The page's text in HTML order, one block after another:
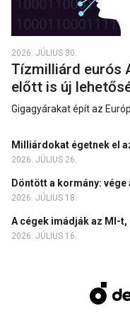
2026. JÚLIUS 30.
Tízmilliárd eurós
előtt is új
Gigagyárakat épít az
Milliárdokat égetnek el
2026. JÚLIUS 26.
Döntött a kormány:
2026. JÚLIUS 18.
A cégek imádják az MI-t,
2026. JÚLIUS 16.